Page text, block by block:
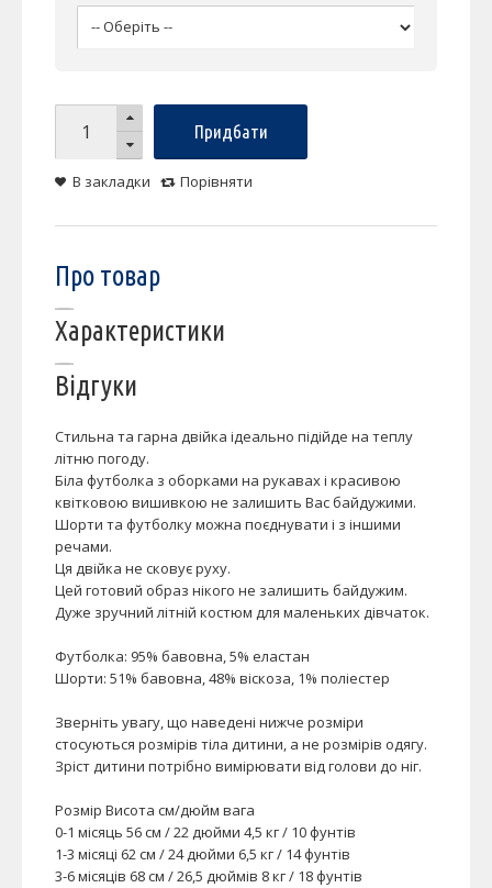
Придбати
В закладки Порівняти
Про товар
Характеристики
Відгуки
Стильна та гарна двійка ідеально підійде на теплу
літню погоду.
Біла футболка з оборками на рукавах і красивою
квітковою вишивкою не залишить Вас байдужими.
Шорти та футболку можна поєднувати і з іншими
речами.
Ця двійка не сковує руху.
Цей готовий образ нікого не залишить байдужим.
Дуже зручний літній костюм для маленьких дівчаток.
Футболка: 95% бавовна, 5% еластан
Шорти: 51% бавовна, 48% віскоза, 1% поліестер
Зверніть увагу, що наведені нижче розміри
стосуються розмірів тіла дитини, а не розмірів одягу.
Зріст дитини потрібно вимірювати від голови до ніг.
Розмір Висота см/дюйм вага
0-1 місяць 56 см / 22 дюйми 4,5 кг / 10 фунтів
1-3 місяці 62 см / 24 дюйми 6,5 кг / 14 фунтів
3-6 місяців 68 см / 26,5 дюймів 8 кг / 18 фунтів